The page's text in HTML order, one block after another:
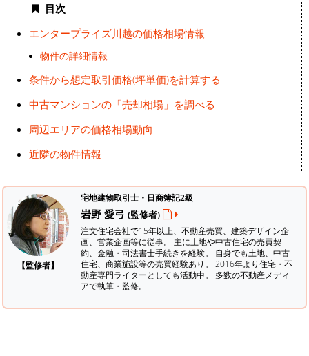
目次
エンタープライズ川越の価格相場情報
物件の詳細情報
条件から想定取引価格(坪単価)を計算する
中古マンションの「売却相場」を調べる
周辺エリアの価格相場動向
近隣の物件情報
【監修者】
宅地建物取引士・日商簿記2級
岩野 愛弓 (監修者)
注文住宅会社で15年以上、不動産売買、建築デザイン企
画、営業企画等に従事。 主に土地や中古住宅の売買契
約、金融・司法書士手続きを経験。 自身でも土地、中古
住宅、商業施設等の売買経験あり。 2016年より住宅・不
動産専門ライターとしても活動中。 多数の不動産メディ
アで執筆・監修。